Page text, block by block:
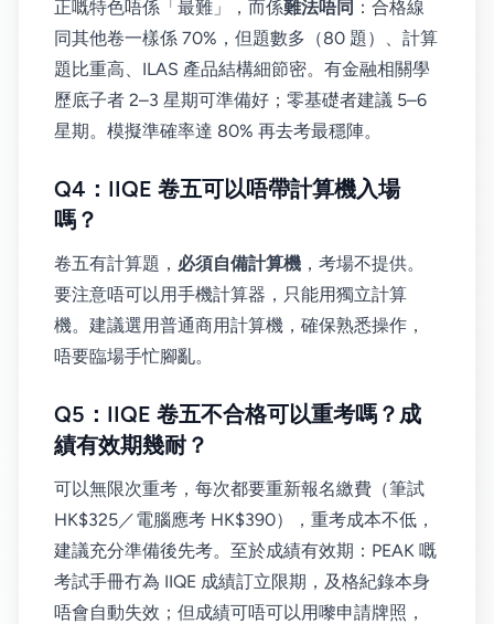
正嘅特色唔係「最難」，而係難法唔同 ：合格線
同其他卷一樣係 70%，但題數多（80 題）、計算
題比重高、ILAS 產品結構細節密。有金融相關學
歷底子者 2–3 星期可準備好；零基礎者建議 5–6
星期。模擬準確率達 80% 再去考最穩陣。
Q4：IIQE 卷五可以唔帶計算機入場
嗎？
卷五有計算題， 必須自備計算機 ，考場不提供。
要注意唔可以用手機計算器，只能用獨立計算
機。建議選用普通商用計算機，確保熟悉操作，
唔要臨場手忙腳亂。
Q5：IIQE 卷五不合格可以重考嗎？成
績有效期幾耐？
可以無限次重考，每次都要重新報名繳費（筆試
HK$325／電腦應考 HK$390），重考成本不低，
建議充分準備後先考。至於成績有效期：PEAK 嘅
考試手冊冇為 IIQE 成績訂立限期，及格紀錄本身
唔會自動失效；但成績可唔可以用嚟申請牌照，